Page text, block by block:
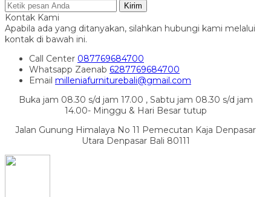
Kirim
Kontak Kami
Apabila ada yang ditanyakan, silahkan hubungi kami melalui
kontak di bawah ini.
Call Center 087769684700
Whatsapp Zaenab 6287769684700
Email milleniafurniturebali@gmail.com
Buka jam 08.30 s/d jam 17.00 , Sabtu jam 08.30 s/d jam
14.00- Minggu & Hari Besar tutup
Jalan Gunung Himalaya No 11 Pemecutan Kaja Denpasar
Utara Denpasar Bali 80111